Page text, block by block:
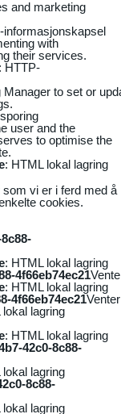
and marketing
informasjonskapsel
with
their services.
: HTTP-
to set or
user and the
to optimise the
: HTML lokal lagring
vi er i ferd med å
cookies.
: HTML lokal lagring
4f66eb74ec21
: HTML lokal lagring
4f66eb74ec21Venter
lokal lagring
: HTML lokal lagring
42c0-8c88-
lokal lagring
8c88-
lokal lagring